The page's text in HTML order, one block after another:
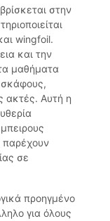
βρίσκεται στην
wingfoil.
και την
μαθήματα
σκάφους,
ακτές. Αυτή η
παρέχουν
σε
προηγμένο
για όλους